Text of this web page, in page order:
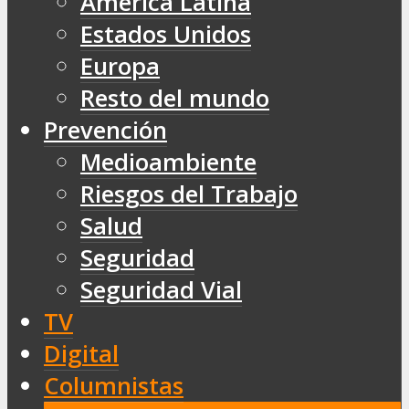
Estados Unidos
Europa
Resto del mundo
Prevención
Medioambiente
Riesgos del Trabajo
Salud
Seguridad
Seguridad Vial
TV
Digital
Columnistas